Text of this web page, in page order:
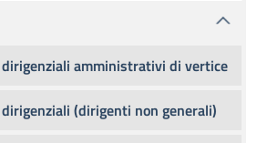
amministrativi di vertice
(dirigenti non generali)